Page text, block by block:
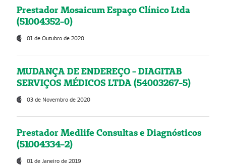
Prestador Mosaicum Espaço Clínico Ltda
(51004352-0)
01 de Outubro de 2020
MUDANÇA DE ENDEREÇO - DIAGITAB
SERVIÇOS MÉDICOS LTDA (54003267-5)
03 de Novembro de 2020
Prestador Medlife Consultas e Diagnósticos
(51004334-2)
01 de Janeiro de 2019